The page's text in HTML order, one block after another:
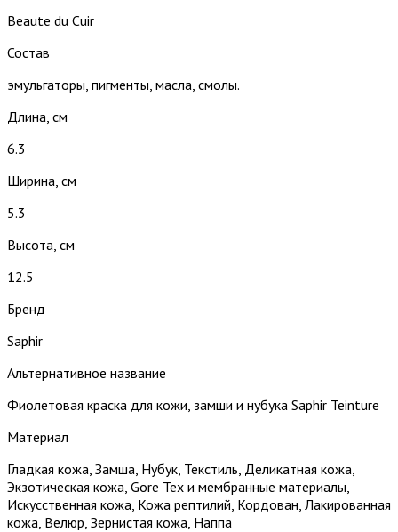
Beaute du Cuir
Состав
эмульгаторы, пигменты, масла, смолы.
Длина, см
6.3
Ширина, см
5.3
Высота, см
12.5
Бренд
Saphir
Альтернативное название
Фиолетовая краска для кожи, замши и нубука Saphir Teinture
Материал
Гладкая кожа, Замша, Нубук, Текстиль, Деликатная кожа,
Экзотическая кожа, Gore Tex и мембранные материалы,
Искусственная кожа, Кожа рептилий, Кордован, Лакированная
кожа, Велюр, Зернистая кожа, Наппа